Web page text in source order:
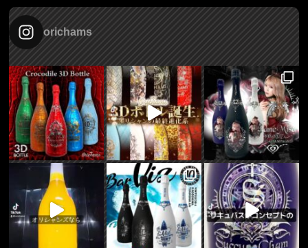
orichams